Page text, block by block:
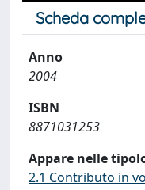
Scheda
Anno
2004
ISBN
8871031253
Appare nelle
2.1 Contributo in